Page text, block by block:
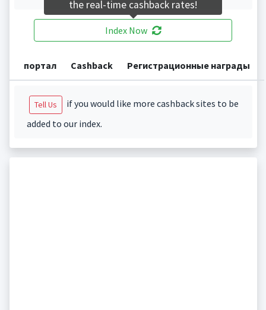
Index Now
портал Cashback Регистрационные награды
Tell Us
if you would like more cashback sites to be
added to our index.
the real-time cashback rates!